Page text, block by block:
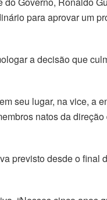
para aprovar um
a decisão que
seu lugar, na vice, a
natos da direção
previsto desde o final